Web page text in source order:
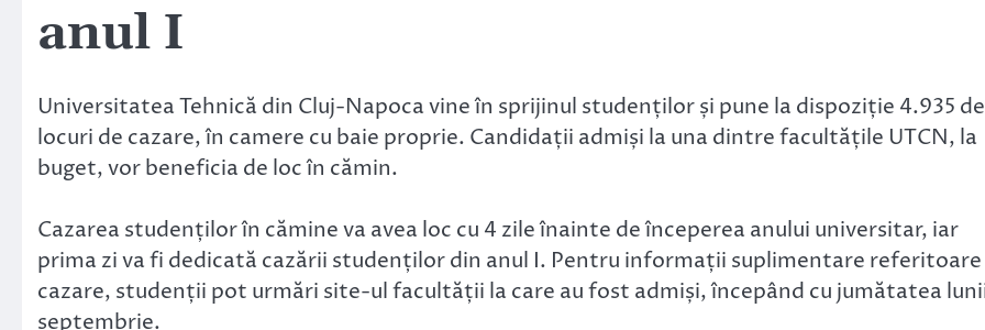
anul I
Universitatea Tehnică din Cluj-Napoca vine în sprijinul studenților și pune la dispoziție 4.935 de
locuri de cazare, în camere cu baie proprie. Candidații admiși la una dintre facultățile UTCN, la
buget, vor beneficia de loc în cămin.
Cazarea studenților în cămine va avea loc cu 4 zile înainte de începerea anului universitar, iar
prima zi va fi dedicată cazării studenților din anul I. Pentru informații suplimentare referitoare
cazare, studenții pot urmări site-ul facultății la care au fost admiși, începând cu jumătatea
septembrie.